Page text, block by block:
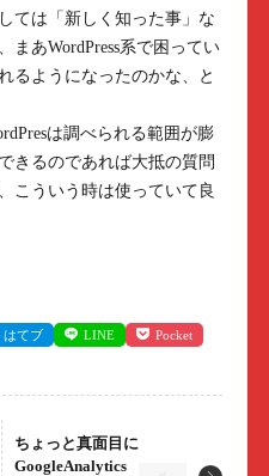
ては「新しく知った事」な
まあWordPress系で困ってい
るようになったのかな、と
は調べられる範囲が膨
きるのであれば大抵の質問
こういう時は使っていて良
はてブ LINE Pocket
ちょっと真面目に
GoogleAnalytics